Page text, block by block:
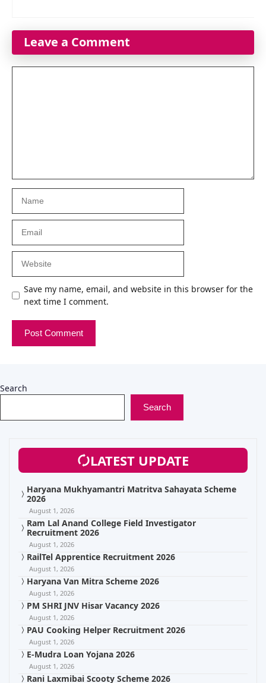
Leave a Comment
Save my name, email, and website in this browser for the
next time I comment.
Search
Search
LATEST UPDATE
Haryana Mukhyamantri Matritva Sahayata Scheme
2026
August 1, 2026
Ram Lal Anand College Field Investigator
Recruitment 2026
August 1, 2026
RailTel Apprentice Recruitment 2026
August 1, 2026
Haryana Van Mitra Scheme 2026
August 1, 2026
PM SHRI JNV Hisar Vacancy 2026
August 1, 2026
PAU Cooking Helper Recruitment 2026
August 1, 2026
E-Mudra Loan Yojana 2026
August 1, 2026
Rani Laxmibai Scooty Scheme 2026